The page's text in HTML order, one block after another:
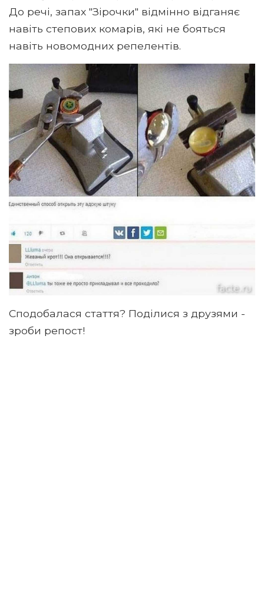
До речі, запах "Зірочки" відмінно відганяє
навіть степових комарів, які не бояться
навіть новомодних репелентів.
Сподобалася стаття? Поділися з друзями -
зроби репост!